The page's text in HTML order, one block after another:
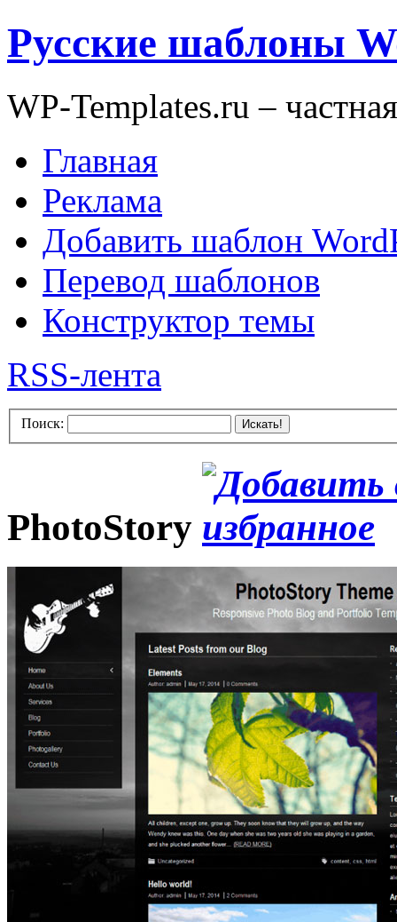
Русские шаблоны
WP-Templates.ru –
Главная
Реклама
Добавить шаблон
Перевод шаблонов
Конструктор темы
RSS-лента
Поиск: Искать!
PhotoStory